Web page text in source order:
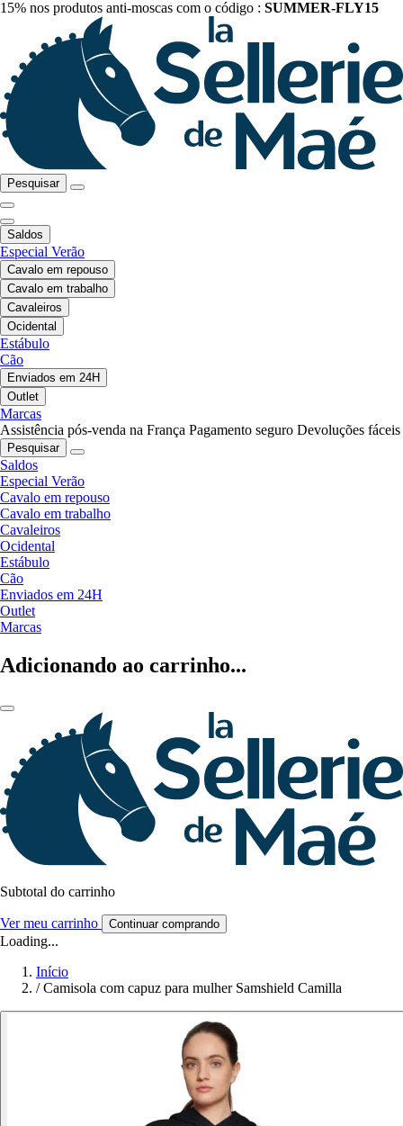
15% nos produtos anti-moscas com o código : SUMMER-FLY15
Pesquisar
Saldos
Especial Verão
Cavalo em repouso
Cavalo em trabalho
Cavaleiros
Ocidental
Estábulo
Cão
Enviados em 24H
Outlet
Marcas
Assistência pós-venda na França Pagamento seguro Devoluções fáceis
Pesquisar
Saldos
Especial Verão
Cavalo em repouso
Cavalo em trabalho
Cavaleiros
Ocidental
Estábulo
Cão
Enviados em 24H
Outlet
Marcas
Adicionando ao carrinho...
Subtotal do carrinho
Ver meu carrinho Continuar comprando
Loading...
Início
/ Camisola com capuz para mulher Samshield Camilla